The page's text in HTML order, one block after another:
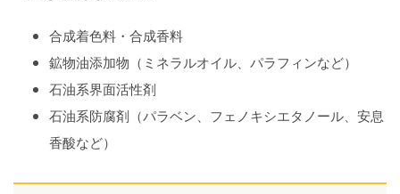
合成着色料・合成香料
鉱物油添加物（ミネラルオイル、パラフィンなど）
石油系界面活性剤
石油系防腐剤（パラベン、フェノキシエタノール、安息
香酸など）